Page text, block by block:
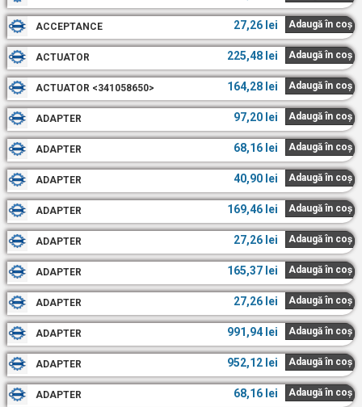
ACCEPTANCE 27,26 lei Adaugă în coș
ACTUATOR 225,48 lei Adaugă în coș
ACTUATOR <341058650> 164,28 lei Adaugă în coș
ADAPTER 97,20 lei Adaugă în coș
ADAPTER 68,16 lei Adaugă în coș
ADAPTER 40,90 lei Adaugă în coș
ADAPTER 169,46 lei Adaugă în coș
ADAPTER 27,26 lei Adaugă în coș
ADAPTER 165,37 lei Adaugă în coș
ADAPTER 27,26 lei Adaugă în coș
ADAPTER 991,94 lei Adaugă în coș
ADAPTER 952,12 lei Adaugă în coș
ADAPTER 68,16 lei Adaugă în coș